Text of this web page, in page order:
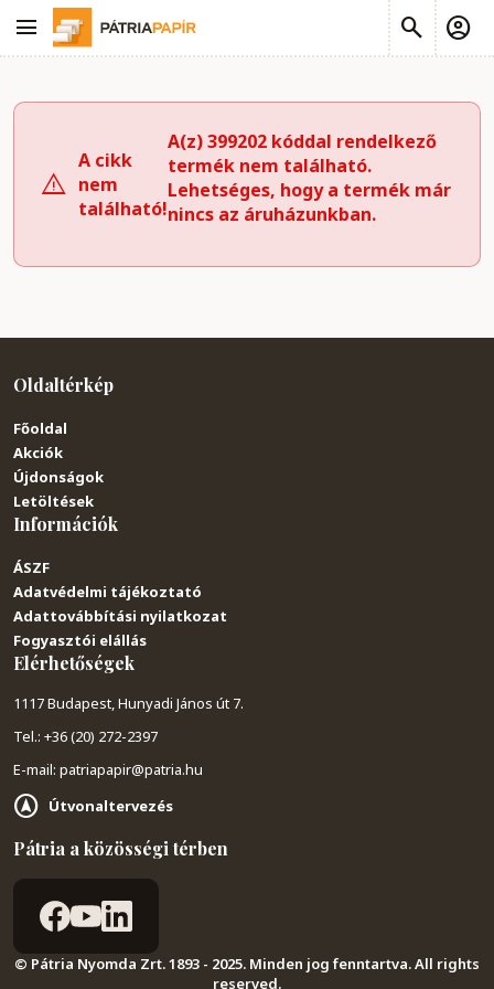
A cikk
nem
található!
A(z) 399202 kóddal rendelkező
termék nem található.
Lehetséges, hogy a termék már
nincs az áruházunkban.
Oldaltérkép
Főoldal
Akciók
Újdonságok
Letöltések
Információk
ÁSZF
Adatvédelmi tájékoztató
Adattovábbítási nyilatkozat
Fogyasztói elállás
Elérhetőségek
1117 Budapest, Hunyadi János út 7.
Tel.: +36 (20) 272-2397
E-mail: patriapapir@patria.hu
Útvonaltervezés
Pátria a közösségi térben
© Pátria Nyomda Zrt. 1893 - 2025. Minden jog fenntartva. All rights
reserved.